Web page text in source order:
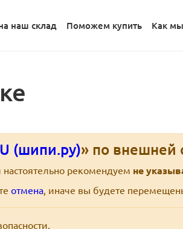
наш склад Поможем купить Как
(шипи.ру)» по внешней
настоятельно рекомендуем не
отмена, иначе вы будете